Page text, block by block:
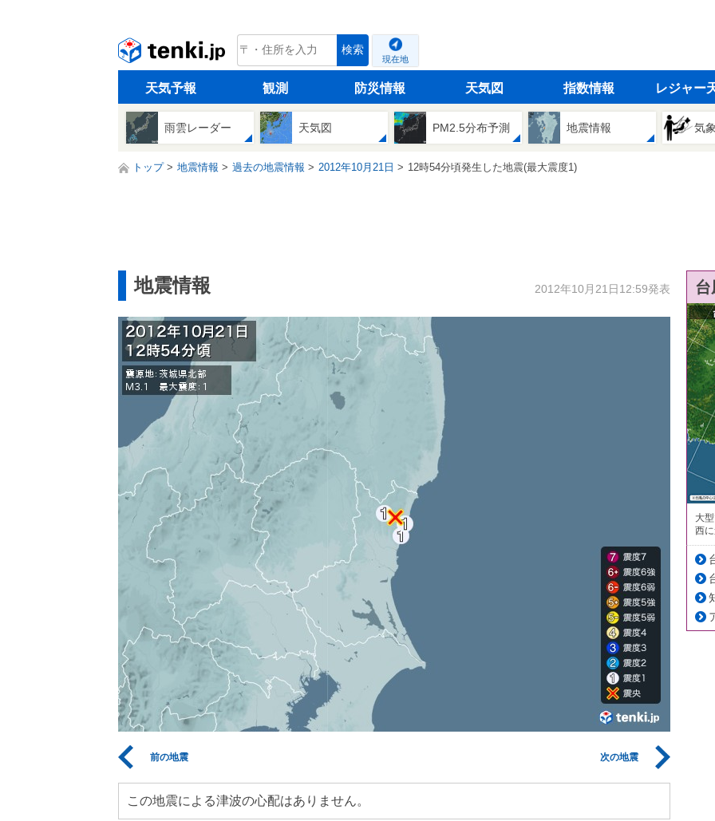
tenki.jp 検索
現在地
天気予報 観測 防災情報 天気図 指数情報 レジャー
雨雲レーダー 天気図 PM2.5分布予測 地震情報 気
トップ 地震情報 過去の地震情報 2012年10月21日 12時54分頃発生した地震(最大震度1)
地震情報 2012年10月21日12:59発表
前の地震 次の地震
この地震による津波の心配はありません。
大
西